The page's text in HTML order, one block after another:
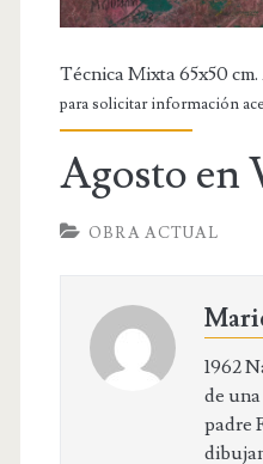
Técnica Mixta 65x50 cm.
para solicitar información
Agosto en
OBRA ACTUAL
1962
de
padre